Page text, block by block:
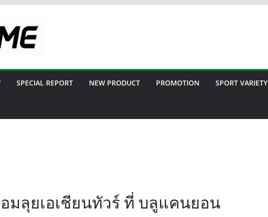
SPECIAL REPORT NEW PRODUCT PROMOTION SPORT VARIETY
มลุยเอเชียนทัวร์ ที่ บลูแคนยอน